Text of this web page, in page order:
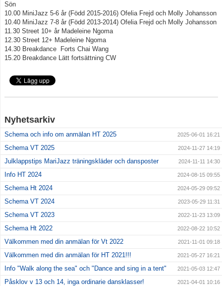
Sön
10.00 MiniJazz 5-6 år (Född 2015-2016) Ofelia Frejd och Molly Johansson
10.40 MiniJazz 7-8 år (Född 2013-2014) Ofelia Frejd och Molly Johansson
11.30 Street 10+ år Madeleine Ngoma
12.30 Street 12+ Madeleine Ngoma
14.30 Breakdance Forts Chai Wang
15.20 Breakdance Lätt fortsättning CW
Nyhetsarkiv
Schema och info om anmälan HT 2025 2025-06-01 16:21
Schema VT 2025 2024-11-27 14:19
Julklappstips MariJazz träningskläder och dansposter 2024-11-11 14:30
Info HT 2024 2024-08-15 09:55
Schema Ht 2024 2024-05-29 09:52
Schema VT 2024 2023-05-29 11:31
Schema VT 2023 2022-11-23 13:09
Schema Ht 2022 2022-08-22 10:52
Välkommen med din anmälan för Vt 2022 2021-11-01 09:18
Välkommen med din anmälan för HT 2021!!! 2021-05-27 16:21
Info "Walk along the sea" och "Dance and sing in a tent" 2021-05-03 12:47
Påsklov v 13 och 14, inga ordinarie dansklasser! 2021-04-01 10:16